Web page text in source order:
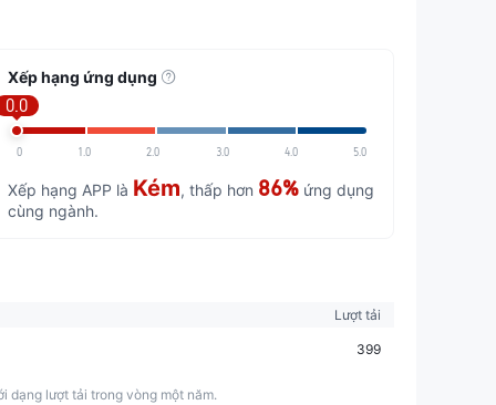
Xếp hạng ứng dụng
0.0
0 1.0 2.0 3.0 4.0 5.0
Xếp hạng APP là Kém, thấp hơn 86% ứng dụng
cùng ngành.
Lượt tải
399
dạng lượt tải trong vòng một năm.